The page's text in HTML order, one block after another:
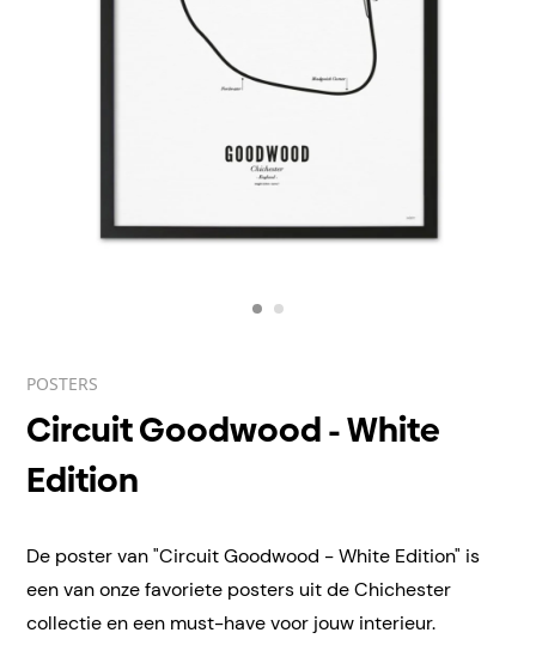
POSTERS
Circuit Goodwood - White
Edition
De poster van "Circuit Goodwood - White Edition" is
een van onze favoriete posters uit de Chichester
collectie en een must-have voor jouw interieur.